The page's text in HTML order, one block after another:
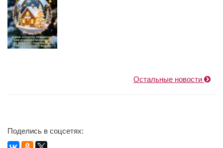
Остальные новости
Поделись в соцсетях: